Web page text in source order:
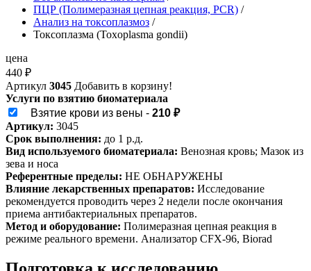
ПЦР (Полимеразная цепная реакция, PCR) /
Анализ на токсоплазмоз /
Токсоплазма (Toxoplasma gondii)
цена
440 ₽
Артикул 3045 Добавить в корзину!
Услуги по взятию биоматериала
Взятие крови из вены - 210 ₽
Артикул: 3045
Срок выполнения: до 1 р.д.
Вид используемого биоматериала: Венозная кровь; Мазок из
зева и носа
Референтные пределы: НЕ ОБНАРУЖЕНЫ
Влияние лекарственных препаратов: Исследование
рекомендуется проводить через 2 недели после окончания
приема антибактериальных препаратов.
Метод и оборудование: Полимеразная цепная реакция в
режиме реального времени. Анализатор CFX-96, Biorad